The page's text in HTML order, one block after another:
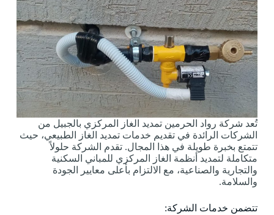
تُعد شركة رواد الحرمين تمديد الغاز المركزي بالجبيل من
الشركات الرائدة في تقديم خدمات تمديد الغاز الطبيعي، حيث
تتمتع بخبرة طويلة في هذا المجال. تقدم الشركة حلولاً
متكاملة لتمديد أنظمة الغاز المركزي للمباني السكنية
والتجارية والصناعية، مع الالتزام بأعلى معايير الجودة
والسلامة.
تتضمن خدمات الشركة: